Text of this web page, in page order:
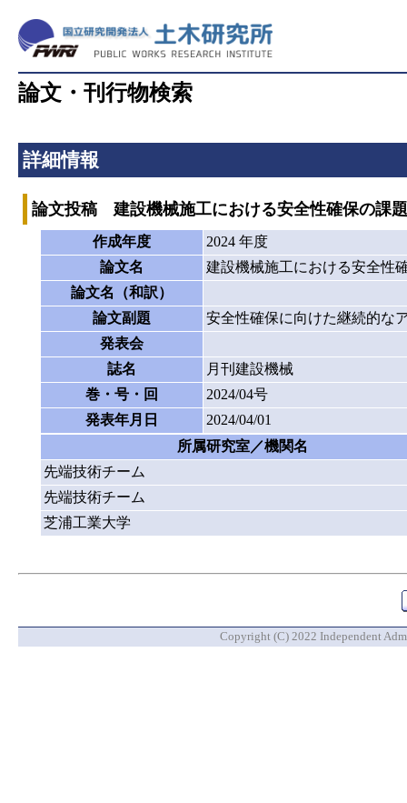
論文・刊行物検索
詳細情報
論文投稿 建設機械施工における安全性確保の課
作成年度
2024 年度
論文名
建設機械施工における安全性
論文名（和訳）
論文副題
安全性確保に向けた継続的な
発表会
誌名
月刊建設機械
巻・号・回
2024/04号
発表年月日
2024/04/01
所属研究室／機関名
先端技術チーム
先端技術チーム
芝浦工業大学
Copyright (C) 2022 Independent